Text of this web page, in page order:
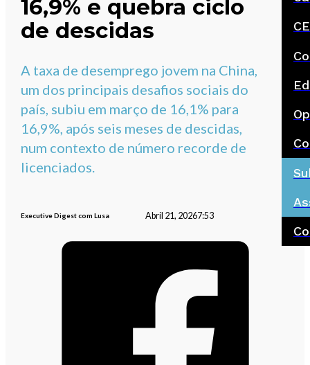
16,9% e quebra ciclo
de descidas
A taxa de desemprego jovem na China,
um dos principais desafios sociais do
país, subiu em março de 16,1% para
16,9%, após seis meses de descidas,
num contexto de número recorde de
licenciados.
Executive Digest com Lusa Abril 21, 20267:53